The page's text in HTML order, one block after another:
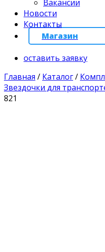
Вакансии
Новости
Контакты
Магазин
оставить заявку
Главная / Каталог/
Звездочки для
821